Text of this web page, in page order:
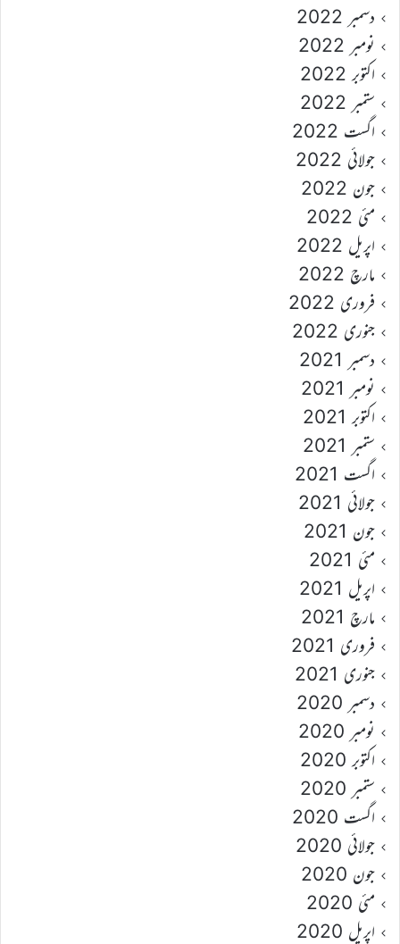
دسمبر 2022
نومبر 2022
اکتوبر 2022
ستمبر 2022
اگست 2022
جولائی 2022
جون 2022
مئی 2022
اپریل 2022
مارچ 2022
فروری 2022
جنوری 2022
دسمبر 2021
نومبر 2021
اکتوبر 2021
ستمبر 2021
اگست 2021
جولائی 2021
جون 2021
مئی 2021
اپریل 2021
مارچ 2021
فروری 2021
جنوری 2021
دسمبر 2020
نومبر 2020
اکتوبر 2020
ستمبر 2020
اگست 2020
جولائی 2020
جون 2020
مئی 2020
اپریل 2020